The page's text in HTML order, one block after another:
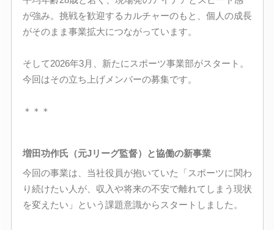
が強み。挑戦を歓迎するカルチャーのもと、個人の成長
がそのまま事業拡大につながっています。
そして2026年3月、新たにスポーツ事業部がスタート。
今回はその立ち上げメンバーの募集です。
＊＊＊
増田功作氏（元Jリーグ監督）と協働の新事業
今回の事業は、当社役員が抱いていた「スポーツに関わ
り続けたい人が、収入や将来の不安で離れてしまう現状
を変えたい」という課題意識からスタートしました。